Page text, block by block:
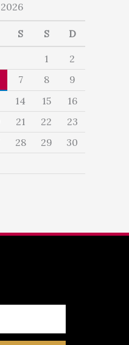
S S D
1
2
7 8
9
14 15
16
21 22
23
28 29
30